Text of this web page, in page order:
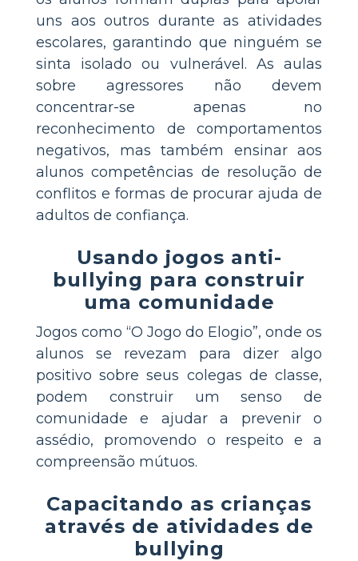
uns aos outros durante as atividades
escolares, garantindo que ninguém se
sinta isolado ou vulnerável. As aulas
sobre agressores não devem
concentrar-se apenas no
reconhecimento de comportamentos
negativos, mas também ensinar aos
alunos competências de resolução de
conflitos e formas de procurar ajuda de
adultos de confiança.
Usando jogos anti-
bullying para construir
uma comunidade
Jogos como “O Jogo do Elogio”, onde os
alunos se revezam para dizer algo
positivo sobre seus colegas de classe,
podem construir um senso de
comunidade e ajudar a prevenir o
assédio, promovendo o respeito e a
compreensão mútuos.
Capacitando as crianças
através de atividades de
bullying